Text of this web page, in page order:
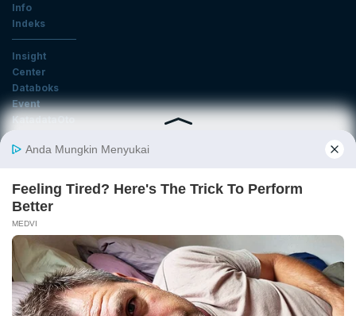
Info
Indeks
Insight
Center
Databoks
Event
KatadataOto
Email
Daftar
Tentang Katadata Advertising Karier
Pedoman Media Siber
Kebijakan Privasi
Disclaimer Hubungi Kami